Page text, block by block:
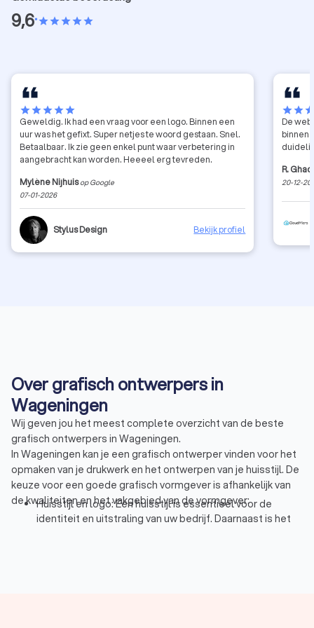
9,6•starstarstarstarstar
starstarstarstarstar
Geweldig. Ik had een vraag voor een logo. Binnen een
uur was het gefixt. Super netjes te woord gestaan. Snel.
Betaalbaar. Ik zie geen enkel punt waar verbetering in
aangebracht kan worden. Heeeel erg tevreden.
Mylène Nijhuis op Google
07-01-2026
Stylus Design Bekijk profiel
starstar
De
binnen
R.
20-12-
Over grafisch ontwerpers in
Wageningen
Wij geven jou het meest complete overzicht van de beste
grafisch ontwerpers in Wageningen.
In Wageningen kan je een grafisch ontwerper vinden voor het
opmaken van je drukwerk en het ontwerpen van je huisstijl. De
keuze voor een goede grafisch vormgever is afhankelijk van
de kwaliteiten en het vakgebied van de vormgever:
Huisstijl en logo: Een huisstijl is essentieel voor de
identiteit en uitstraling van uw bedrijf. Daarnaast is het